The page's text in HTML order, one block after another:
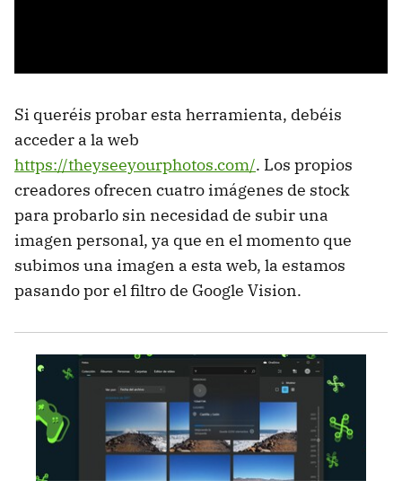
Si queréis probar esta herramienta, debéis
acceder a la web
https://theyseeyourphotos.com/. Los propios
creadores ofrecen cuatro imágenes de stock
para probarlo sin necesidad de subir una
imagen personal, ya que en el momento que
subimos una imagen a esta web, la estamos
pasando por el filtro de Google Vision.